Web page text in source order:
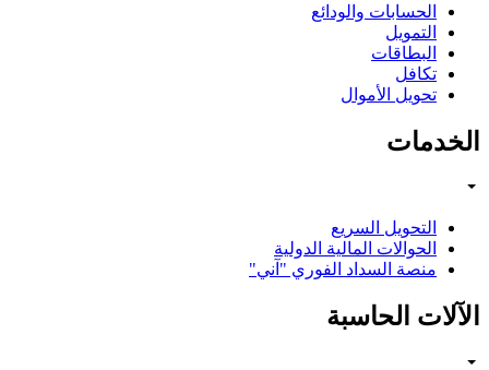
الحسابات والودائع
التمويل
البطاقات
تكافل
تحويل الأموال
الخدمات
التحويل السريع
الحوالات المالية الدولية
منصة السداد الفوري "آني"
الآلات الحاسبة